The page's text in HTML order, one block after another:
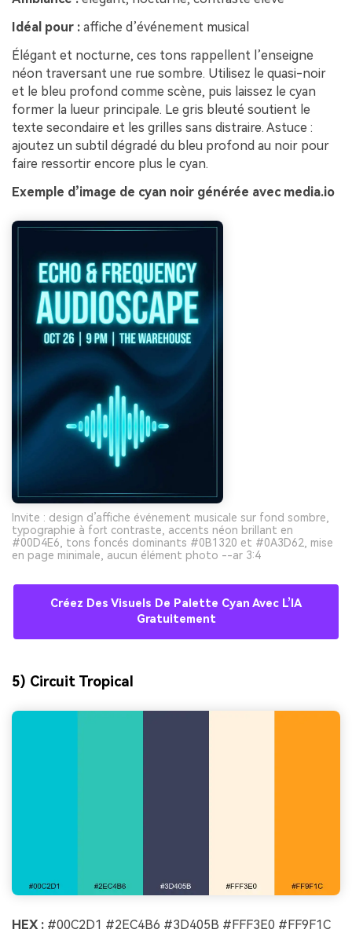
Idéal pour : affiche d’événement musical
Élégant et nocturne, ces tons rappellent l’enseigne
néon traversant une rue sombre. Utilisez le quasi-noir
et le bleu profond comme scène, puis laissez le cyan
former la lueur principale. Le gris bleuté soutient le
texte secondaire et les grilles sans distraire. Astuce :
ajoutez un subtil dégradé du bleu profond au noir pour
faire ressortir encore plus le cyan.
Exemple d’image de cyan noir générée avec media.io
Invite : design d’affiche événement musicale sur fond sombre,
typographie à fort contraste, accents néon brillant en
#00D4E6, tons foncés dominants #0B1320 et #0A3D62, mise
en page minimale, aucun élément photo --ar 3:4
Créez Des Visuels De Palette Cyan Avec L’IA
Gratuitement
5) Circuit Tropical
HEX : #00C2D1 #2EC4B6 #3D405B #FFF3E0 #FF9F1C